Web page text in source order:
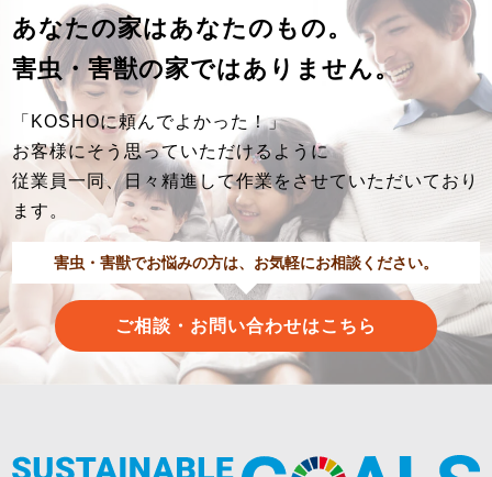
あなたの家はあなたのもの。
害虫・害獣の家ではありません。
「KOSHOに頼んでよかった！」
お客様にそう思っていただけるように
従業員一同、日々精進して作業をさせていただいており
ます。
害虫・害獣でお悩みの方は、お気軽にお相談ください。
ご相談・お問い合わせはこちら